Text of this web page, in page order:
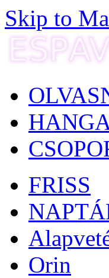
Skip to
FRISS
Orin